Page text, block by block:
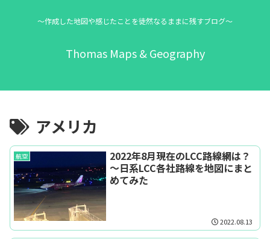
～作成した地図や感じたことを徒然なるままに残すブログ～
Thomas Maps & Geography
アメリカ
航空
2022年8月現在のLCC路線網は？
～日系LCC各社路線を地図にまと
めてみた
2022.08.13